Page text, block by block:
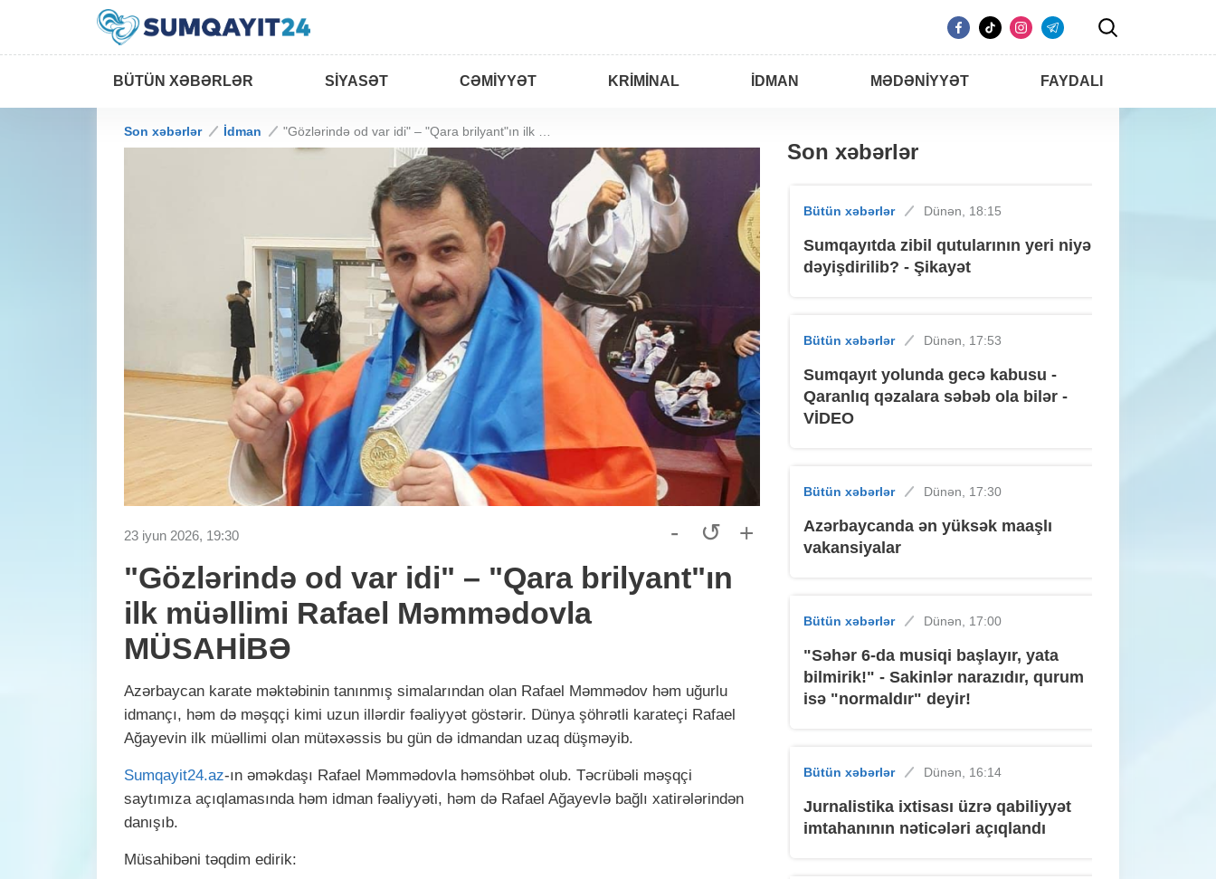
BÜTÜN XƏBƏRLƏR SIYASƏT CƏMIYYƏT KRIMINAL İDMAN MƏDƏNIYYƏT FAYDALI
Son xəbərlər İdman
23 iyun 2026, 19:30 - ↺ +
"Gözlərində od var idi" – "Qara brilyant"ın
ilk müəllimi Rafael Məmmədovla
MÜSAHİBƏ
Azərbaycan karate məktəbinin tanınmış simalarından olan Rafael Məmmədov həm uğurlu
idmançı, həm də məşqçi kimi uzun illərdir fəaliyyət göstərir. Dünya şöhrətli karateçi Rafael
Ağayevin ilk müəllimi olan mütəxəssis bu gün də idmandan uzaq düşməyib.
Sumqayit24.az-ın əməkdaşı Rafael Məmmədovla həmsöhbət olub. Təcrübəli məşqçi
saytımıza açıqlamasında həm idman fəaliyyəti, həm də Rafael Ağayevlə bağlı xatirələrindən
danışıb.
Müsahibəni təqdim edirik:
Son xəbərlər
Bütün xəbərlər Dünən, 18:15
Sumqayıtda zibil qutularının yeri niyə
dəyişdirilib? - Şikayət
Bütün xəbərlər Dünən, 17:53
Sumqayıt yolunda gecə kabusu -
Qaranlıq qəzalara səbəb ola bilər -
VİDEO
Bütün xəbərlər Dünən, 17:30
Azərbaycanda ən yüksək maaşlı
vakansiyalar
Bütün xəbərlər Dünən, 17:00
"Səhər 6-da musiqi başlayır, yata
bilmirik!" - Sakinlər narazıdır, qurum
isə "normaldır" deyir!
Bütün xəbərlər Dünən, 16:14
Jurnalistika ixtisası üzrə qabiliyyət
imtahanının nəticələri açıqlandı